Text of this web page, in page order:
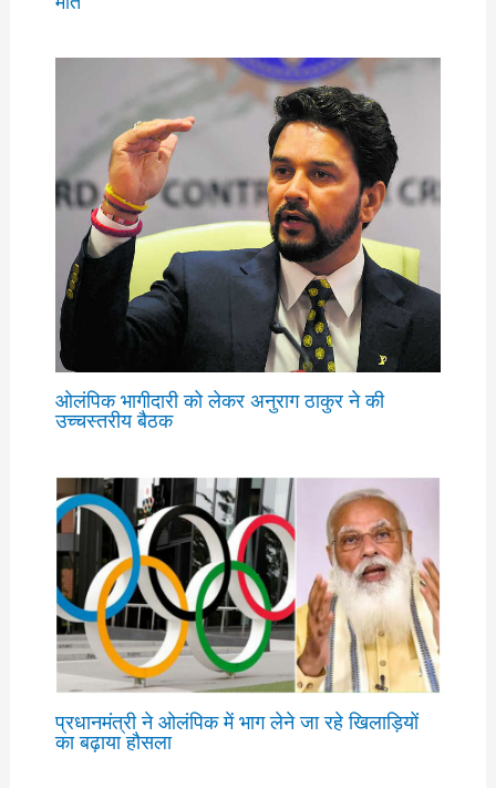
ओलंपिक भागीदारी को लेकर अनुराग ठाकुर ने की
उच्चस्तरीय बैठक
प्रधानमंत्री ने ओलंपिक में भाग लेने जा रहे खिलाड़ियों
का बढ़ाया हौसला